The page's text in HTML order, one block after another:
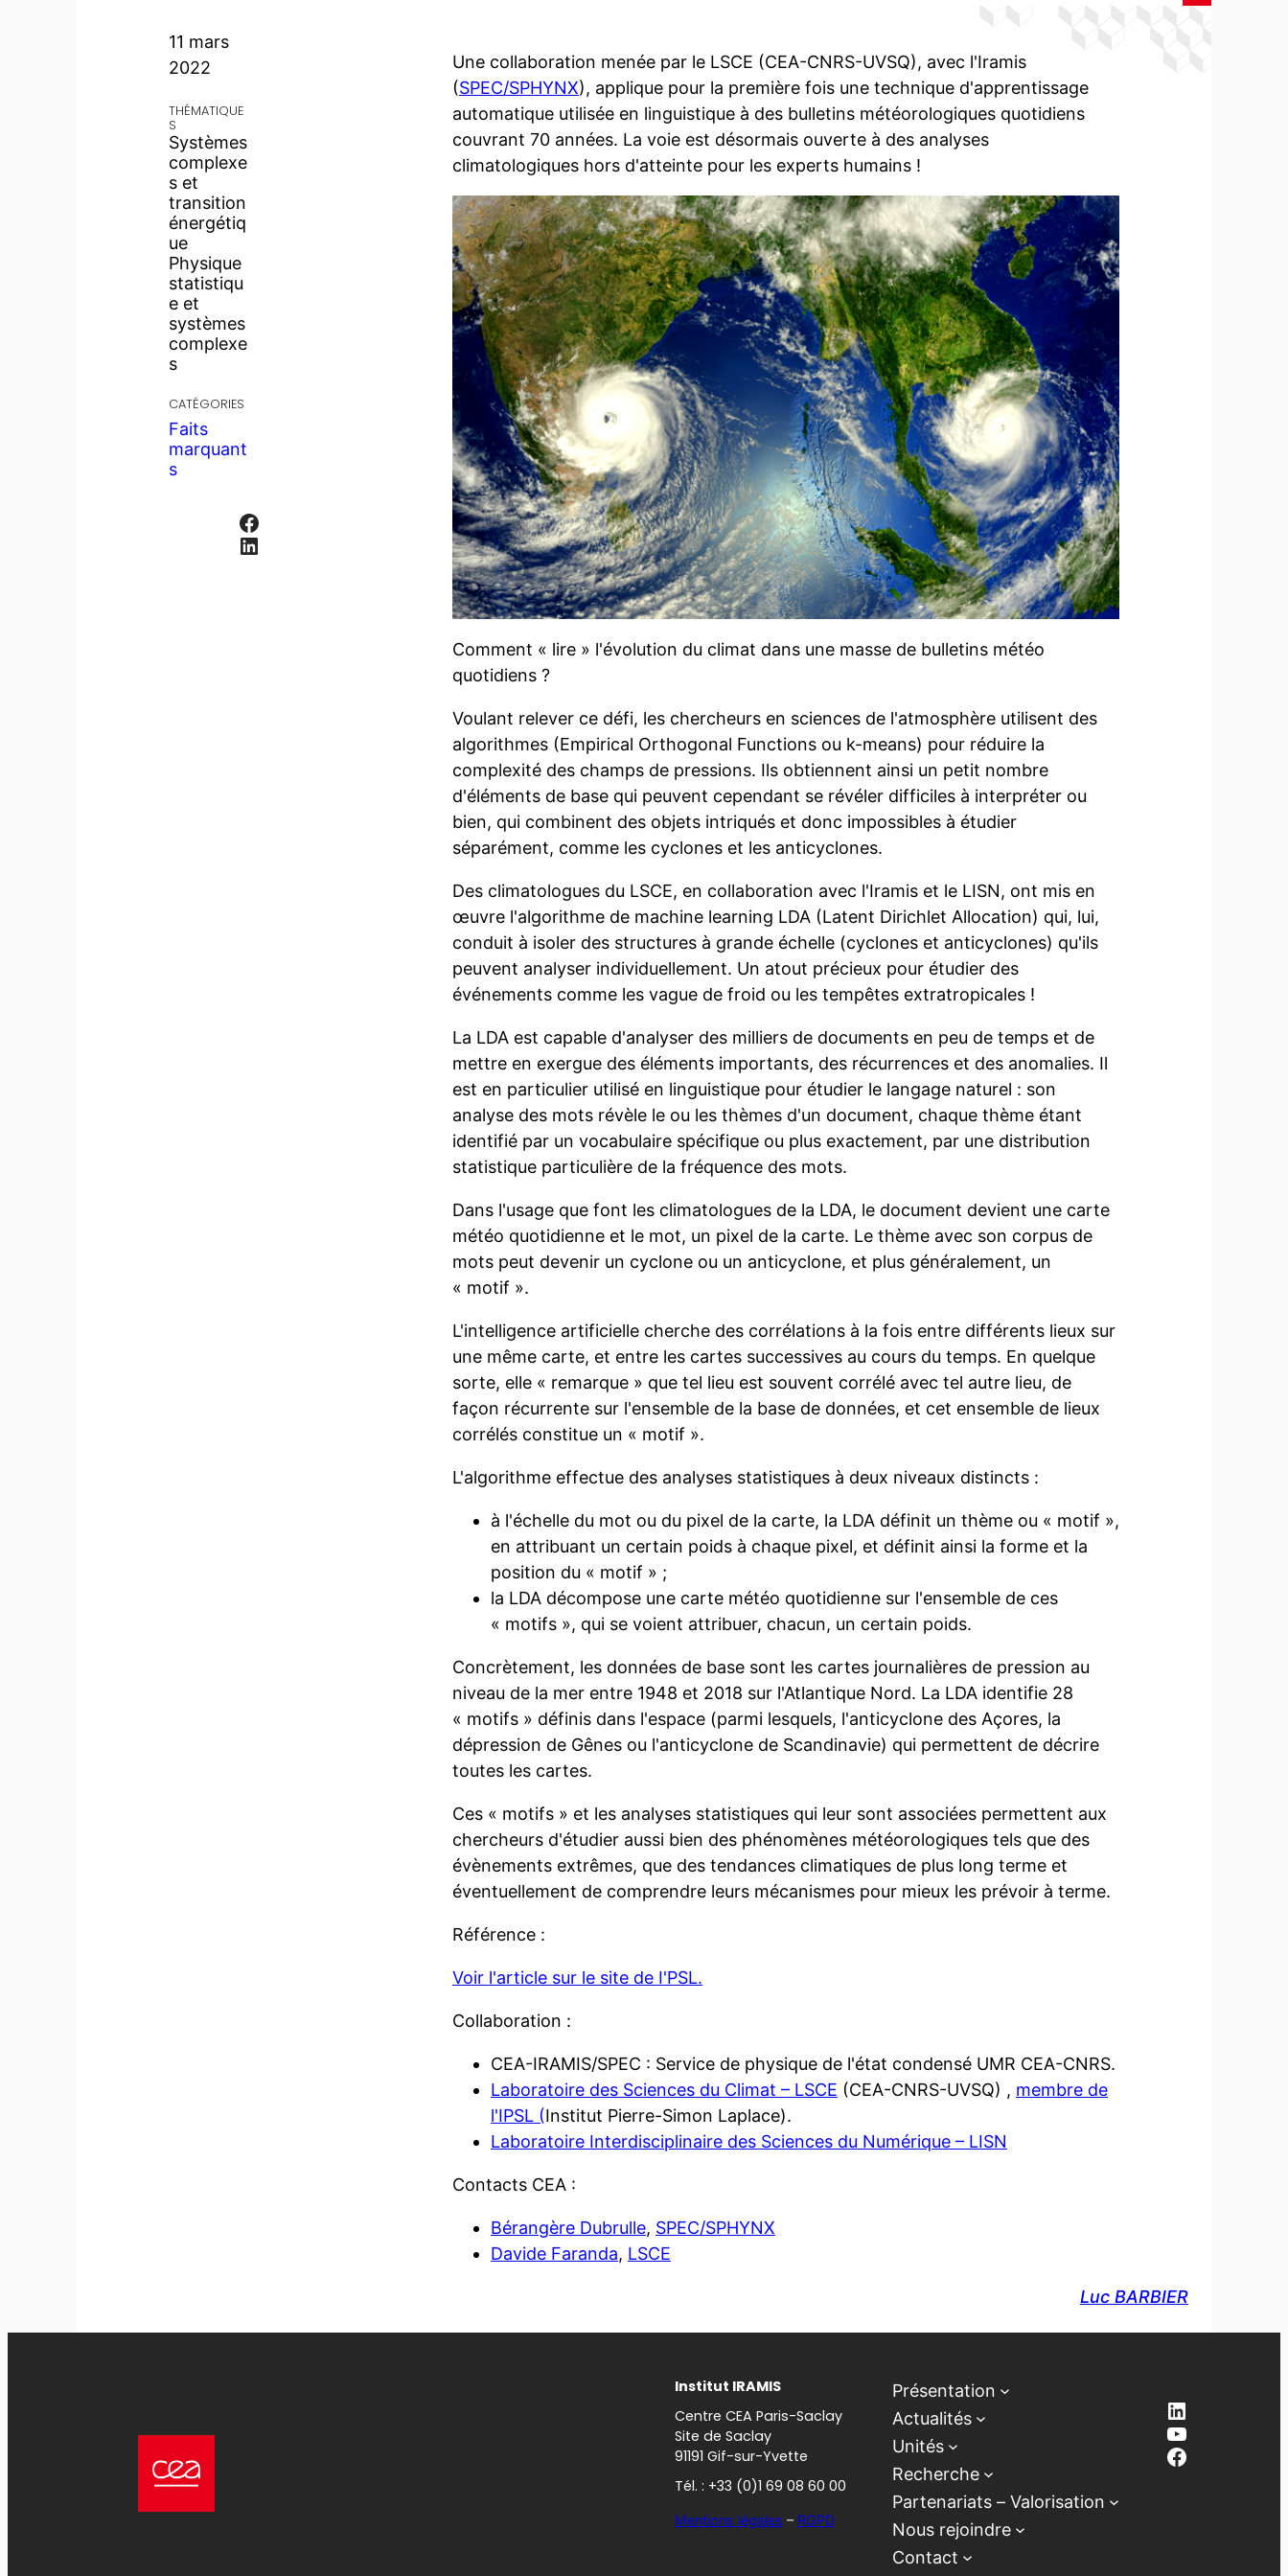
11 mars
2022
THÉMATIQUE
S
Systèmes
complexe
s et
transition
énergétiq
ue
Physique
statistiqu
e et
systèmes
complexe
s
CATÉGORIES
Faits
marquant
s
Facebook
LinkedIn
​Une collaboration menée par le LSCE (CEA-CNRS-UVSQ), avec l'Iramis
(SPEC/SPHYNX), applique pour la première fois une technique d'apprentissage
automatique utilisée en linguistique à des bulletins météorologiques quotidiens
couvrant 70 années. La voie est désormais ouverte à des analyses
climatologiques hors d'atteinte pour les experts humains !
Comment « lire » l'évolution du climat dans une masse de bulletins météo
quotidiens ?
Voulant relever ce défi, les chercheurs en sciences de l'atmosphère utilisent des
algorithmes (Empirical Orthogonal Functions ou k-means) pour réduire la
complexité des champs de pressions. Ils obtiennent ainsi un petit nombre
d'éléments de base qui peuvent cependant se révéler difficiles à interpréter ou
bien, qui combinent des objets intriqués et donc impossibles à étudier
séparément, comme les cyclones et les anticyclones.
Des climatologues du LSCE, en collaboration avec l'Iramis et le LISN, ont mis en
œuvre l'algorithme de machine learning LDA (Latent Dirichlet Allocation) qui, lui,
conduit à isoler des structures à grande échelle (cyclones et anticyclones) qu'ils
peuvent analyser individuellement. Un atout précieux pour étudier des
événements comme les vague de froid ou les tempêtes extratropicales !
La LDA est capable d'analyser des milliers de documents en peu de temps et de
mettre en exergue des éléments importants, des récurrences et des anomalies. Il
est en particulier utilisé en linguistique pour étudier le langage naturel : son
analyse des mots révèle le ou les thèmes d'un document, chaque thème étant
identifié par un vocabulaire spécifique ou plus exactement, par une distribution
statistique particulière de la fréquence des mots.
Dans l'usage que font les climatologues de la LDA, le document devient une carte
météo quotidienne et le mot, un pixel de la carte. Le thème avec son corpus de
mots peut devenir un cyclone ou un anticyclone, et plus généralement, un
« motif ».
L'intelligence artificielle cherche des corrélations à la fois entre différents lieux sur
une même carte, et entre les cartes successives au cours du temps. En quelque
sorte, elle « remarque » que tel lieu est souvent corrélé avec tel autre lieu, de
façon récurrente sur l'ensemble de la base de données, et cet ensemble de lieux
corrélés constitue un « motif ».
L'algorithme effectue des analyses statistiques à deux niveaux distincts :
à l'échelle du mot ou du pixel de la carte, la LDA définit un thème ou « motif »,
en attribuant un certain poids à chaque pixel, et définit ainsi la forme et la
position du « motif » ;
la LDA décompose une carte météo quotidienne sur l'ensemble de ces
« motifs », qui se voient attribuer, chacun, un certain poids.
Concrètement, les données de base sont les cartes journalières de pression au
niveau de la mer entre 1948 et 2018 sur l'Atlantique Nord. La LDA identifie 28
« motifs » définis dans l'espace (parmi lesquels, l'anticyclone des Açores, la
dépression de Gênes ou l'anticyclone de Scandinavie) qui permettent de décrire
toutes les cartes.
Ces « motifs » et les analyses statistiques qui leur sont associées permettent aux
chercheurs d'étudier aussi bien des phénomènes météorologiques tels que des
évènements extrêmes, que des tendances climatiques de plus long terme et
éventuellement de comprendre leurs mécanismes pour mieux les prévoir à terme.
Référence :
Voir l'article sur le site de I'PSL.
Collaboration :
CEA-IRAMIS/SPEC : Service de physique de l'état condensé UMR CEA-CNRS.
Laboratoire des Sciences du Climat – LSCE (CEA-CNRS-UVSQ) , membre de
l'IPSL (Institut Pierre-Simon Laplace).
Laboratoire Interdisciplinaire des Sciences du Numérique – LISN
Contacts CEA :
Bérangère Dubrulle, SPEC/SPHYNX
Davide Faranda, LSCE
Luc BARBIER
Institut IRAMIS
Centre CEA Paris-Saclay
Site de Saclay
91191 Gif-sur-Yvette
Tél. : +33 (0)1 69 08 60 00
Mentions légales – RGPD
Présentation
Actualités
Unités
Recherche
Partenariats – Valorisation
Nous rejoindre
Contact
LinkedIn
YouTube
Facebook